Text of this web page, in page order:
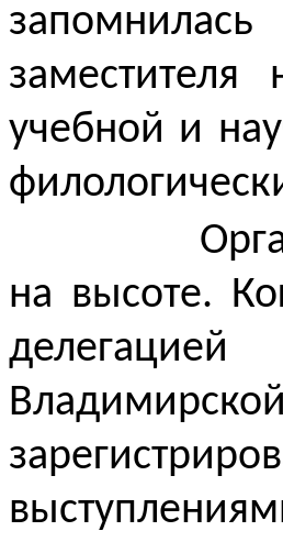
заместителя
учебной и
на высоте.